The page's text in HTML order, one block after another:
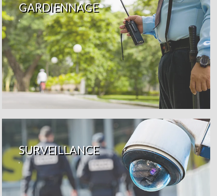
GARDIENNAGE
SURVEILLANCE